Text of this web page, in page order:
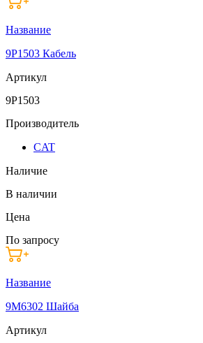
Название
9P1503 Кабель
Артикул
9P1503
Производитель
CAT
Наличие
В наличии
Цена
По запросу
Название
9M6302 Шайба
Артикул